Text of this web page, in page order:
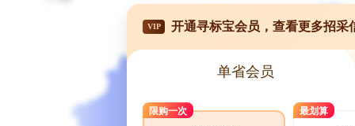
VIP 开通寻标宝会员，查看更多招采
单省会员
限购一次 最划算